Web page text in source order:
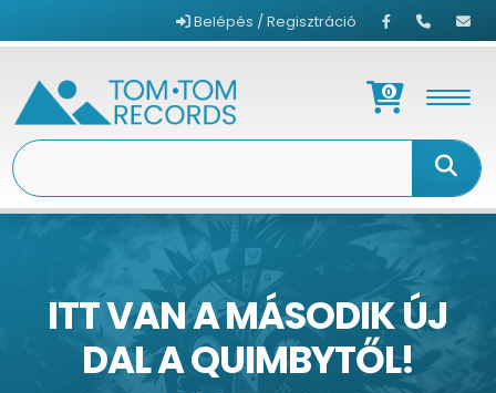
Belépés / Regisztráció
0
ITT VAN A MÁSODIK ÚJ
DAL A QUIMBYTŐL!